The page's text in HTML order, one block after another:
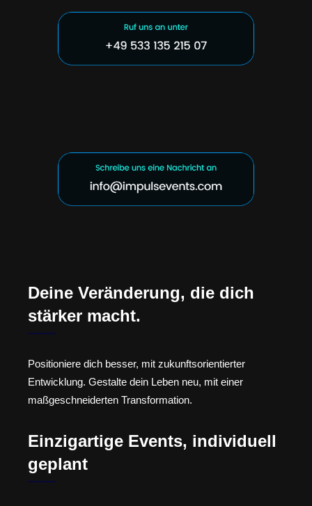
Deine Veränderung, die dich
stärker macht.
Positioniere dich besser, mit zukunftsorientierter
Entwicklung. Gestalte dein Leben neu, mit einer
maßgeschneiderten Transformation.
Einzigartige Events, individuell
geplant